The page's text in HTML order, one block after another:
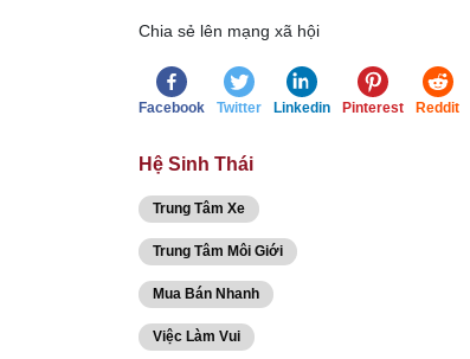
Chia sẻ lên mạng xã hội
Facebook Twitter Linkedin Pinterest Reddit
Hệ Sinh Thái
Trung Tâm Xe
Trung Tâm Môi Giới
Mua Bán Nhanh
Việc Làm Vui